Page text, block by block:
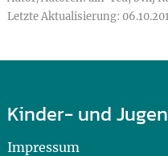
Letzte Aktualisierung:
Kinder- und
Impressum